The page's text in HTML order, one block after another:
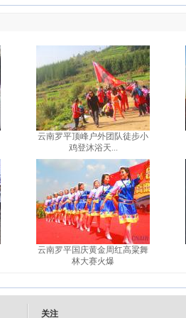
云南罗平顶峰户外团队徒步小
鸡登沐浴天...
云南罗平国庆黄金周红高粱舞
林大赛火爆
关注